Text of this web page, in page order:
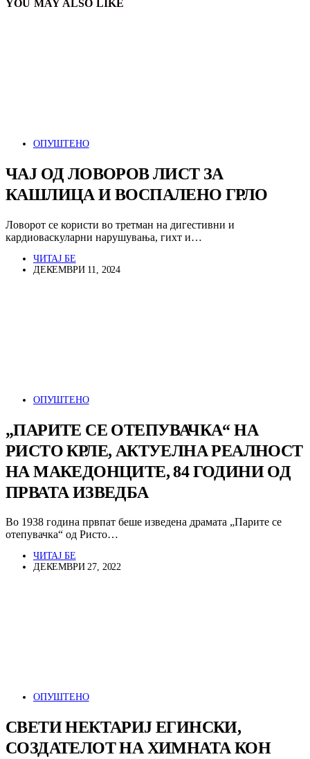
YOU MAY ALSO LIKE
ОПУШТЕНО
ЧАЈ ОД ЛОВОРОВ ЛИСТ ЗА
КАШЛИЦА И ВОСПАЛЕНО ГРЛО
Ловорот се користи во третман на дигестивни и
кардиоваскуларни нарушувања, гихт и…
ЧИТАЈ БЕ
ДЕКЕМВРИ 11, 2024
ОПУШТЕНО
„ПАРИТЕ СЕ ОТЕПУВАЧКА“ НА
РИСТО КРЛЕ, АКТУЕЛНА РЕАЛНОСТ
НА МАКЕДОНЦИТЕ, 84 ГОДИНИ ОД
ПРВАТА ИЗВЕДБА
Во 1938 година првпат беше изведена драмата „Парите се
отепувачка“ од Ристо…
ЧИТАЈ БЕ
ДЕКЕМВРИ 27, 2022
ОПУШТЕНО
СВЕТИ НЕКТАРИЈ ЕГИНСКИ,
СОЗДАТЕЛОТ НА ХИМНАТА КОН